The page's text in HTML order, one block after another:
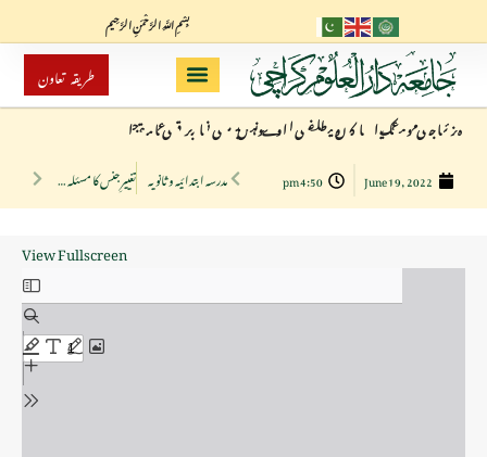
بِسْمِ اللَّهِ الرَّحْمَنِ الرَّحِيم
طریقہ تعاون
June 19, 2022
4:50 pm مدرسہ ابتدائیہ و ثانویہ تغییرِ جنس کا مسئلہ ﴿طبی اور شرعی پہلو﴾ مقالہ جامعہ دار العلوم کراچی
View Fullscreen